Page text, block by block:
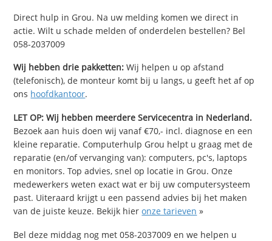
Direct hulp in Grou. Na uw melding komen we direct in
actie. Wilt u schade melden of onderdelen bestellen? Bel
058-2037009
Wij hebben drie pakketten: Wij helpen u op afstand
(telefonisch), de monteur komt bij u langs, u geeft het af op
ons hoofdkantoor.
LET OP: Wij hebben meerdere Servicecentra in Nederland.
Bezoek aan huis doen wij vanaf €70,- incl. diagnose en een
kleine reparatie. Computerhulp Grou helpt u graag met de
reparatie (en/of vervanging van): computers, pc's, laptops
en monitors. Top advies, snel op locatie in Grou. Onze
medewerkers weten exact wat er bij uw computersysteem
past. Uiteraard krijgt u een passend advies bij het maken
van de juiste keuze. Bekijk hieronze tarieven »
Bel deze middag nog met 058-2037009 en we helpen u